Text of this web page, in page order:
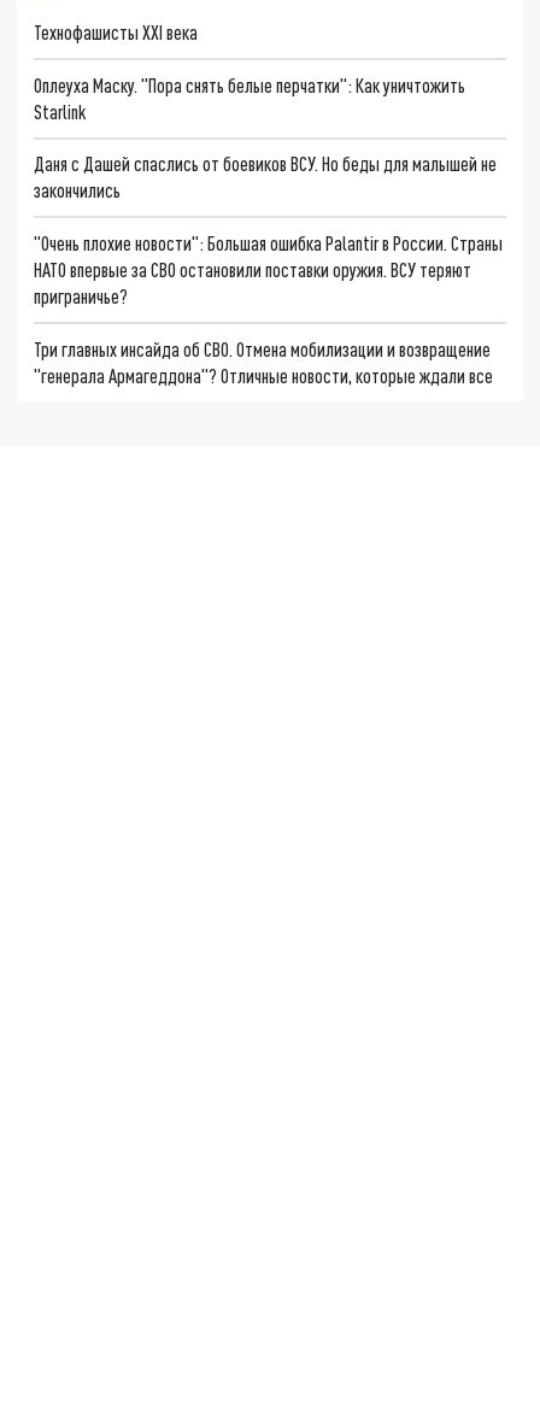
Технофашисты XXI века
Оплеуха Маску. "Пора снять белые перчатки": Как уничтожить
Starlink
Даня с Дашей спаслись от боевиков ВСУ. Но беды для малышей не
закончились
"Очень плохие новости": Большая ошибка Palantir в России. Страны
НАТО впервые за СВО остановили поставки оружия. ВСУ теряют
приграничье?
Три главных инсайда об СВО. Отмена мобилизации и возвращение
"генерала Армагеддона"? Отличные новости, которые ждали все